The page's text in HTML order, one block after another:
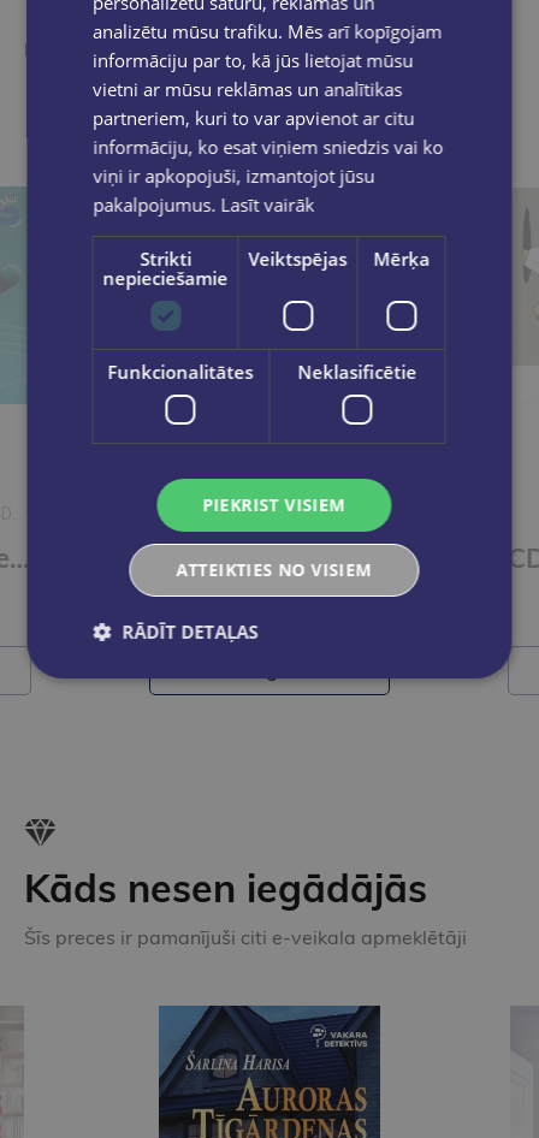
Ieskaties, varbūt noder
Uku un Leles dziesmas CD CD Tu saucu mani vārdā - upju līnijās Dzejkoncerts
€8.95
Kāds nesen iegādājās
Šīs preces ir pamanījuši citi e-veikala apmeklētāji
analizētu mūsu trafiku. Mēs arī kopīgojam
informāciju par to, kā jūs lietojat mūsu
vietni ar mūsu reklāmas un analītikas
partneriem, kuri to var apvienot ar citu
informāciju, ko esat viņiem sniedzis vai ko
viņi ir apkopojuši, izmantojot jūsu
pakalpojumus. Lasīt vairāk
Strikti
nepieciešamie
Veiktspējas Mērķa
Funkcionalitātes Neklasificētie
PIEKRIST VISIEM
ATTEIKTIES NO VISIEM
RĀDĪT DETAĻAS